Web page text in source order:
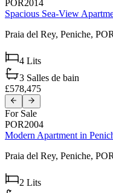
POR2014
Spacious Sea-View
Praia del Rey, Peniche,
4 Lits
3 Salles de bain
£578,475
For Sale
POR2004
Modern Apartment in
Praia del Rey, Peniche,
2 Lits